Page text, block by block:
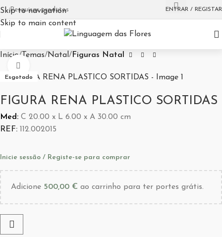
Skip to navigation
Skip to main content
ENTRAR / REGISTAR
Início Temas Natal Figuras Natal
Esgotado
FIGURA RENA PLASTICO SORTIDAS
Med: C 20.00 x L 6.00 x A 30.00 cm
REF: 112.002015
Inicie sessão / Registe-se para comprar
Adicione 500,00 € ao carrinho para ter portes grátis.